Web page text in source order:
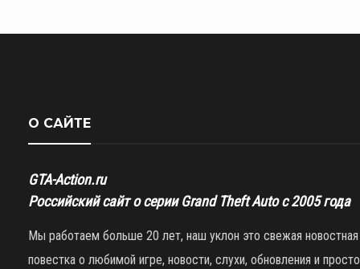
О САЙТЕ
GTA-Action.ru
Российский сайт о серии Grand Theft Auto с 2005 года
Мы работаем больше 20 лет, наш уклон это свежая новостная
повестка о любимой игре, новости, слухи, обновления и просто